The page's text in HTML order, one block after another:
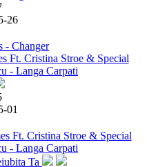
26
- Changer
01
Ft. Cristina Stroe & Special
- Langa Carpati